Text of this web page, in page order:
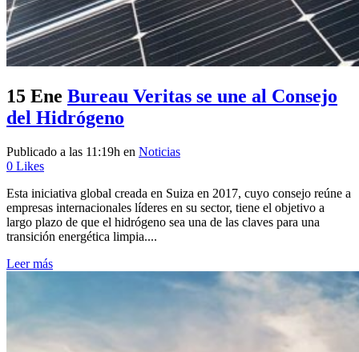
15 Ene Bureau Veritas se une al Consejo
del Hidrógeno
Publicado a las 11:19h en Noticias
0 Likes
Esta iniciativa global creada en Suiza en 2017, cuyo consejo reúne a
empresas internacionales líderes en su sector, tiene el objetivo a
largo plazo de que el hidrógeno sea una de las claves para una
transición energética limpia....
Leer más